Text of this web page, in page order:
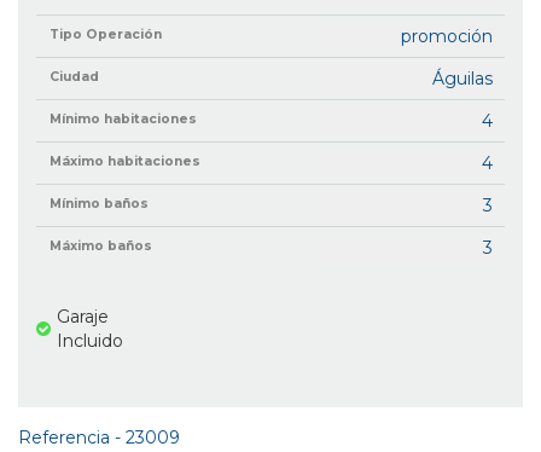
Tipo Operación promoción
Ciudad Águilas
Mínimo habitaciones 4
Máximo habitaciones 4
Mínimo baños 3
Máximo baños 3
Garaje
Incluido
Referencia - 23009